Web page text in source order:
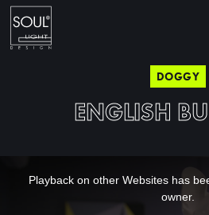
DOGGY
ENGLISH
Playback on other Websites has
owner.